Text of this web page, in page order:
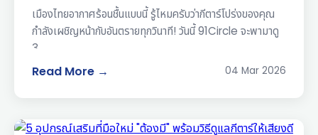
ปี
เมืองไทยอากาศร้อนชื้นแบบนี้ รู้ไหมครับว่ากีตาร์โปร่งของคุณ
กำลังเผชิญหน้ากับอันตรายทุกวินาที! วันนี้ 91Circle จะพามาดู
3 ...
Read More → 04 Mar 2026